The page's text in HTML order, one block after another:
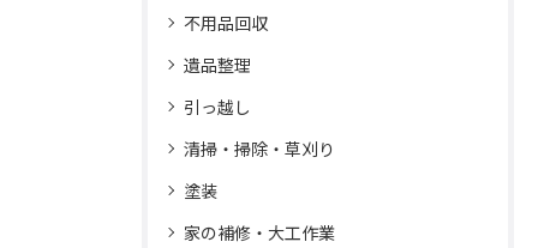
不用品回収
遺品整理
引っ越し
清掃・掃除・草刈り
塗装
家の補修・大工作業